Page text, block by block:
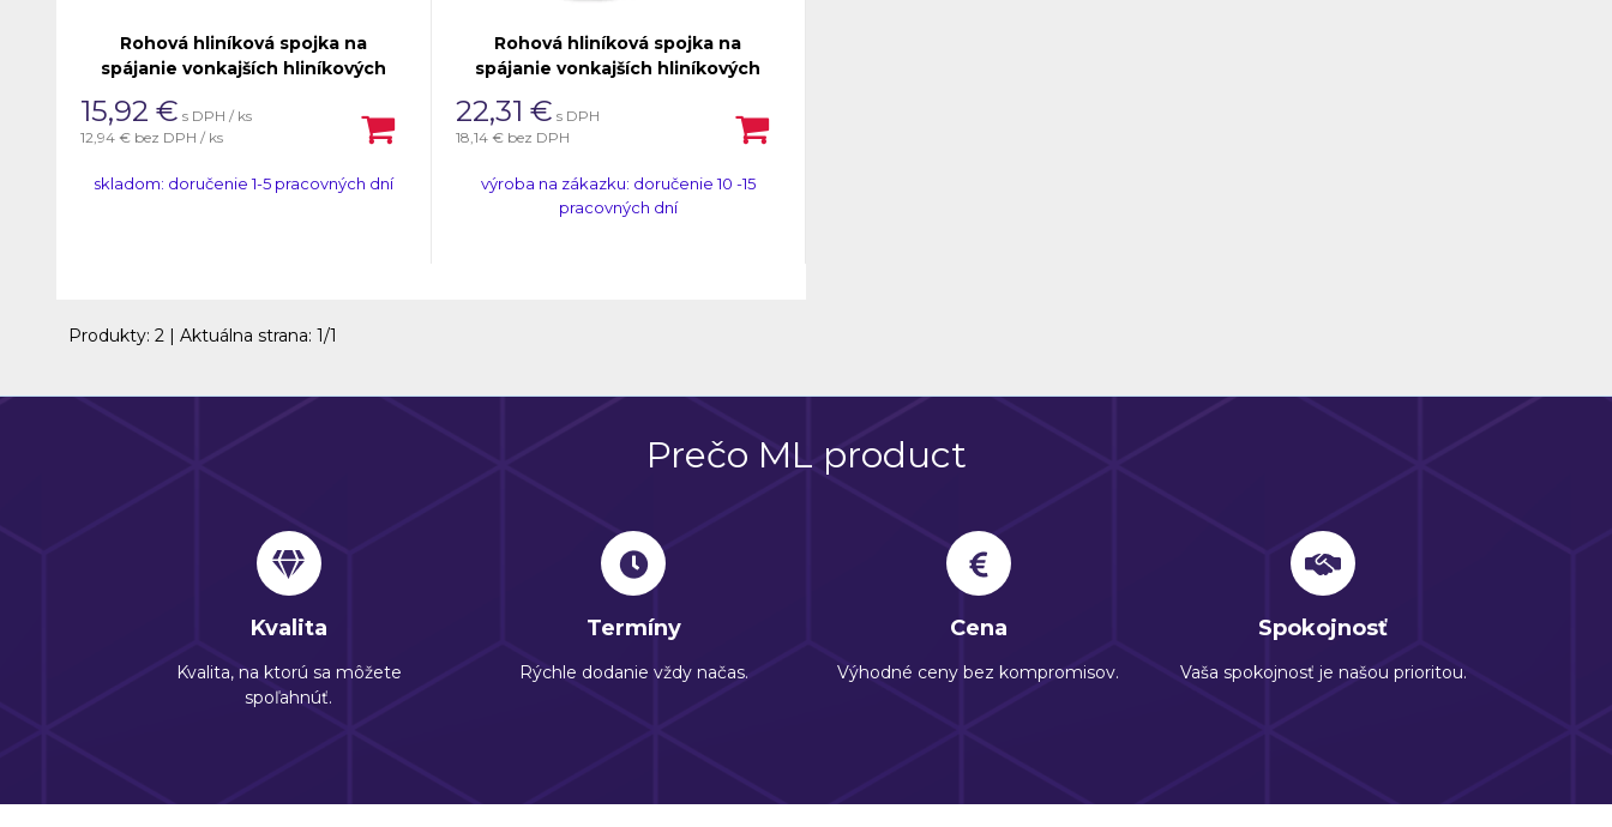
Rohová hliníková spojka na
spájanie vonkajších hliníkových
uhlom.
15,92 € s DPH / ks
12,94 € bez DPH / ks
skladom: doručenie 1-5 pracovných dní
Rohová hliníková spojka na
spájanie vonkajších hliníkových
uhlom.
22,31 € s DPH
18,14 € bez DPH
výroba na zákazku: doručenie 10 -15
pracovných dní
Produkty: 2 | Aktuálna strana: 1/1
Prečo ML product
Kvalita
Kvalita, na ktorú sa môžete
spoľahnúť.
Termíny
Rýchle dodanie vždy načas.
Cena
Výhodné ceny bez kompromisov.
Spokojnosť
Vaša spokojnosť je našou prioritou.